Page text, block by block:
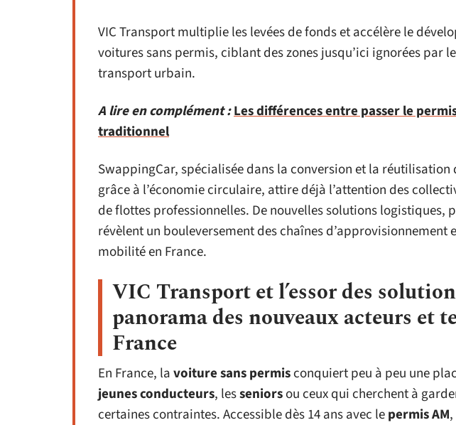
VIC Transport multiplie les levées de fonds et accélère le
voitures sans permis, ciblant des zones jusqu’ici ignorées par
transport urbain.
A lire en complément :Les différences entre passer le
traditionnel
SwappingCar, spécialisée dans la conversion et la réutilisation
grâce à l’économie circulaire, attire déjà l’attention des
de flottes professionnelles. De nouvelles solutions logistiques,
révèlent un bouleversement des chaînes d’approvisionnement
mobilité en France.
VIC Transport et l’essor des
panorama des nouveaux acteurs et
France
En France, lavoiture sans permisconquiert peu à peu une
jeunes conducteurs, lesseniorsou ceux qui cherchent à
certaines contraintes. Accessible dès 14 ans avec lepermis AM